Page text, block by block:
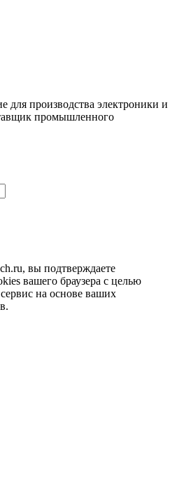
для производства электроники и
промышленного
вы подтверждаете
вашего браузера с целью
на основе ваших